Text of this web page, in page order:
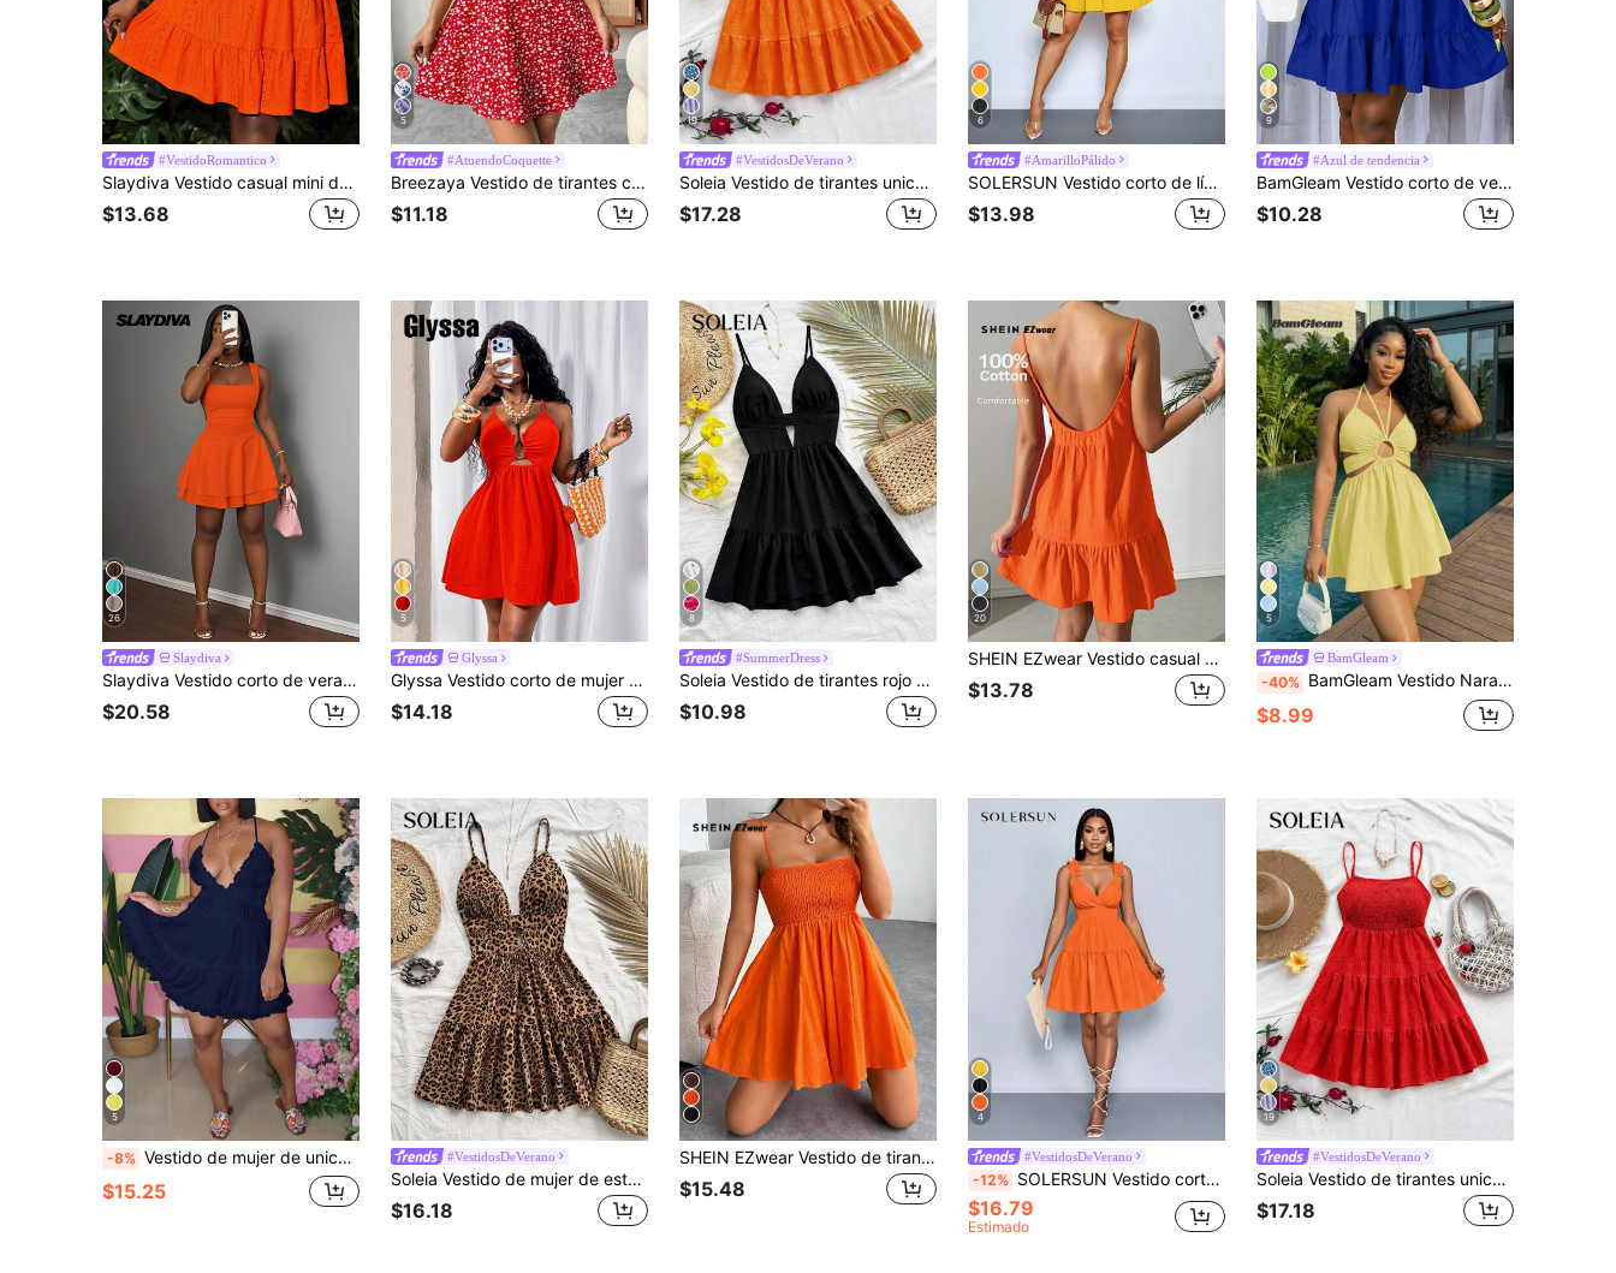
#VestidoRomantico
Slaydiva Vestido casual mini de playa de color naranja sólido con dobladillo de volantes, con cintura ajustada, tejido jacquard hueco y sin mangas
$13.68
5
#AtuendoCoquette
Breezaya Vestido de tirantes con pliegues en el busto con estampado floral para ropa de Año Nuevo, vestido corto mini para mujeres
$11.18
19
#VestidosDeVerano
Soleia Vestido de tirantes unicolor bajo con fruncido
$17.28
6
#AmarilloPálido
SOLERSUN Vestido corto de línea A con tirantes de espagueti, espalda abierta ajustable y nudo en la espalda, de tela texturizada, para uso casual, de verano, en unicolor naranja, para mujer
$13.98
9
#Azul de tendencia
BamGleam Vestido corto de verano para mujer de unicolor, sexy, con escote halter, espalda descubierta y tirantes con lazo
$10.28
26
Slaydiva
Slaydiva Vestido corto de verano para mujer casual básico, estilo deportivo, de cuello cuadrado, fruncido y de doble capa con silueta evasé
$20.58
5
Glyssa
Glyssa Vestido corto de mujer con tirantes finos, espalda descubierta, abertura, escote en U hueco y dobladillo fruncido
$14.18
8
#SummerDress
Soleia Vestido de tirantes rojo casual con escote en V y espalda descubierta para las vacaciones
$10.98
20
SHEIN EZwear Vestido casual de tirantes finos y espalda descubierta tipo babydoll color naranja para vacaciones
$13.78
5
BamGleam
-40% BamGleam Vestido Naranja con Cuello Halter y Recortes, Estilo de Vacaciones en la Playa con Cintura Descubierta y Fruncido, Vestido Mini Dulce & Picante para Citas con la Mejor Amiga
$8.99
5
-8% Vestido de mujer de unicolor con cuello halter sin espalda y volantes, adecuado para uso casual, vacaciones y fiestas de playa, elegante para el verano
$15.25
#VestidosDeVerano
Soleia Vestido de mujer de estampado floral con volantes en los bajos y cintura de leopardo para vacaciones
$16.18
SHEIN EZwear Vestido de tirantes sólido
$15.48
4
#VestidosDeVerano
-12% SOLERSUN Vestido corto naranja suelto con espalda abierta, de moda primavera verano para mujer, informal y suelto, ideal para vacaciones, festivales de música, vuelta al colegio, citas y fiestas
$16.79
Estimado
19
#VestidosDeVerano
Soleia Vestido de tirantes unicolor bajo con fruncido
$17.18